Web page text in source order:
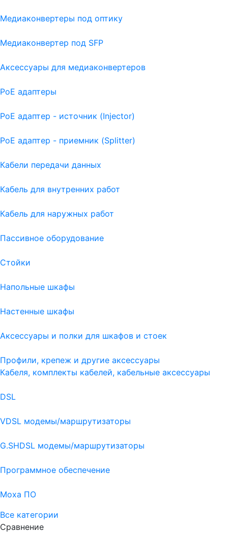
Медиаконвертеры под оптику
Медиаконвертер под SFP
Аксессуары для медиаконвертеров
PoE адаптеры
PoE адаптер - источник (Injector)
PoE адаптер - приемник (Splitter)
Кабели передачи данных
Кабель для внутренних работ
Кабель для наружных работ
Пассивное оборудование
Стойки
Напольные шкафы
Настенные шкафы
Аксессуары и полки для шкафов и стоек
Профили, крепеж и другие аксессуары
Кабеля, комплекты кабелей, кабельные аксессуары
DSL
VDSL модемы/маршрутизаторы
G.SHDSL модемы/маршрутизаторы
Программное обеспечение
Moxa ПО
Все категории
Сравнение